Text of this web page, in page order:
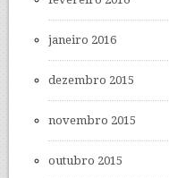
janeiro 2016
dezembro 2015
novembro 2015
outubro 2015